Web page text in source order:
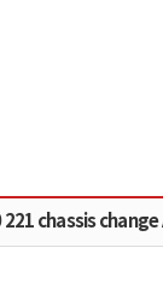
221 chassis